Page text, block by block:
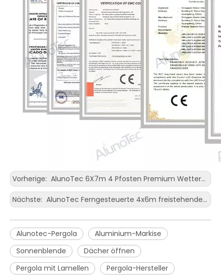
Vorherige: AlunoTec 6X7m 4 Pfosten Premium Wetterschutz benutzerdefinierte Größe Gery Freistehende Patio Garten Pergola
Nächste: AlunoTec Ferngesteuerte 4x6m freistehende Sonnenschutz-Gewächshaus-Villa-Pergola zu verkaufen
Alunotec-Pergola
Aluminium-Markise
Sonnenblende
Dächer öffnen
Pergola mit Lamellen
Pergola-Hersteller